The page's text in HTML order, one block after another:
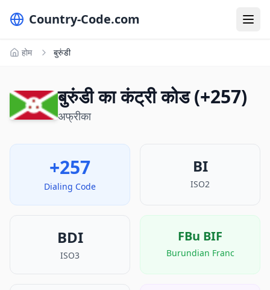
Country-Code.com
होम बुरुंडी
बुरुंडी का कंट्री कोड (+257)
अफ्रीका
+257
Dialing Code
BI
ISO2
BDI
ISO3
FBu BIF
Burundian Franc